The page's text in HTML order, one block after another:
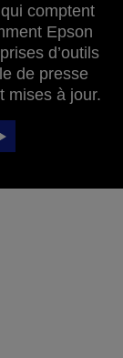
comptent
Epson
d’outils
de presse
mises à jour.